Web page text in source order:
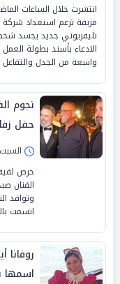
انتشرت خلال الساعات
تليفزيوني جديد يجسد
الادعاء بأسند بطولة
واسعة من الجدل والتفاعل
نجوم
حفل
السبت 18/يوليو/2026 - 10:14 م
حرص
الفنان
وتوافد
اتسمت
اسمها